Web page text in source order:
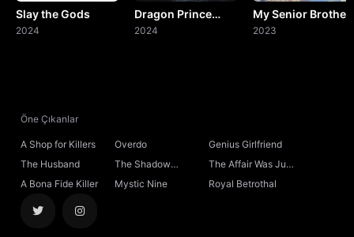
Slay the Gods
2024
Dragon Prince
Yuan
2024
My Senior Brother
Is Too Steady
2023
Öne Çıkanlar
A Shop for Killers Overdo
Genius Girlfriend
The Husband
The Shadow
Sovereign
The Affair Was Just
the Beginning
A Bona Fide Killer Mystic Nine Royal Betrothal